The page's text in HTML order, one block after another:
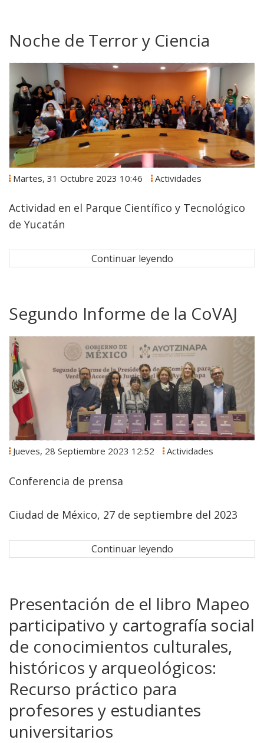
Noche de Terror y Ciencia
Martes, 31 Octubre 2023 10:46 Actividades
Actividad en el Parque Científico y Tecnológico
de Yucatán
Continuar leyendo
Segundo Informe de la CoVAJ
Jueves, 28 Septiembre 2023 12:52 Actividades
Conferencia de prensa
Ciudad de México, 27 de septiembre del 2023
Continuar leyendo
Presentación de el libro Mapeo
participativo y cartografía social
de conocimientos culturales,
históricos y arqueológicos:
Recurso práctico para
profesores y estudiantes
universitarios